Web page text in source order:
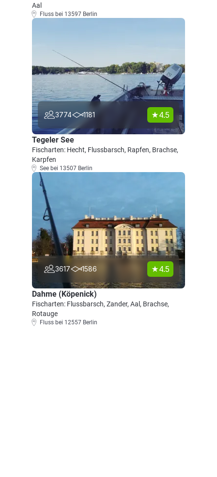
Aal
Fluss bei 13597 Berlin
3774 1181 4.5
Tegeler See
Fischarten: Hecht, Flussbarsch, Rapfen, Brachse,
Karpfen
See bei 13507 Berlin
3617 1586 4.5
Dahme (Köpenick)
Fischarten: Flussbarsch, Zander, Aal, Brachse,
Rotauge
Fluss bei 12557 Berlin